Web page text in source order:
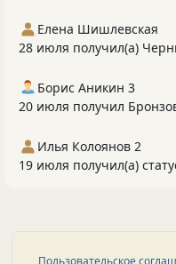
Елена Шишлевская
28 июля получил(а)
Борис Аникин 3
20 июля получил
Илья Колоянов 2
19 июля получил(а)